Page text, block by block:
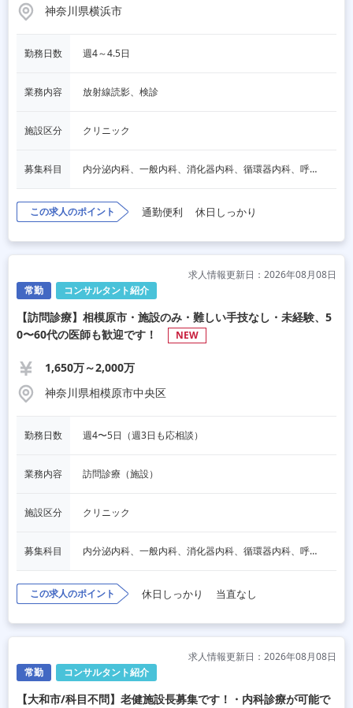
神奈川県横浜市
勤務日数 週4～4.5日
業務内容 放射線読影、検診
施設区分 クリニック
募集科目 内分泌内科、一般内科、消化器内科、循環器内科、呼吸器内科、血液内科、脳神経内科、老人内科、一般外科、人間ドック・検診
この求人のポイント 通勤便利 休日しっかり
常勤 コンサルタント紹介
求人情報更新日：2026年08月08日
【訪問診療】相模原市・施設のみ・難しい手技なし・未経験、5
0〜60代の医師も歓迎です！
NEW
1,650万～2,000万
神奈川県相模原市中央区
勤務日数 週4〜5日（週3日も応相談）
業務内容 訪問診療（施設）
施設区分 クリニック
募集科目 内分泌内科、一般内科、消化器内科、循環器内科、呼吸器内科、血液内科、心療内科、脳神経内科、老人内科、一般外科、消化器外科、心臓外科、呼吸器外科、脳神経外科、整形外科、形成外科、リハビリテーション科
この求人のポイント 休日しっかり 当直なし
常勤 コンサルタント紹介
求人情報更新日：2026年08月08日
【大和市/科目不問】老健施設長募集です！・内科診療が可能で